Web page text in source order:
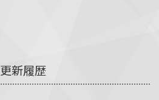
更新履歴